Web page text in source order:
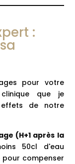
:
pour votre
que je
effets de notre
(H+1 après la
50cl d'eau
compenser